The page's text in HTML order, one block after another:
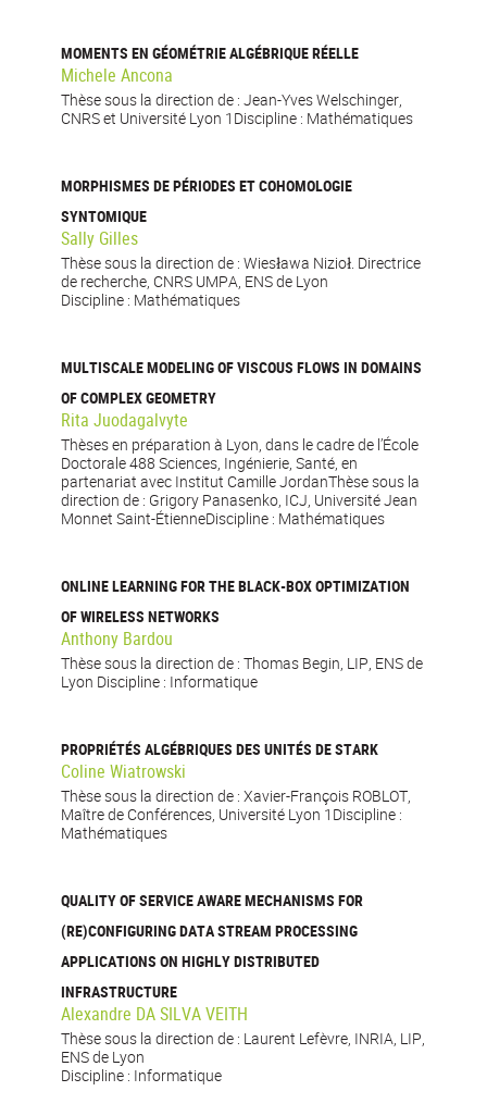
MOMENTS EN GÉOMÉTRIE ALGÉBRIQUE RÉELLE
Michele Ancona
Thèse sous la direction de : Jean-Yves Welschinger,
CNRS et Université Lyon 1Discipline : Mathématiques
MORPHISMES DE PÉRIODES ET COHOMOLOGIE
SYNTOMIQUE
Sally Gilles
Thèse sous la direction de : Wiesława Nizioł. Directrice
de recherche, CNRS UMPA, ENS de Lyon
Discipline : Mathématiques
MULTISCALE MODELING OF VISCOUS FLOWS IN DOMAINS
OF COMPLEX GEOMETRY
Rita Juodagalvyte
Thèses en préparation à Lyon, dans le cadre de l’École
Doctorale 488 Sciences, Ingénierie, Santé, en
partenariat avec Institut Camille JordanThèse sous la
direction de : Grigory Panasenko, ICJ, Université Jean
Monnet Saint-ÉtienneDiscipline : Mathématiques
ONLINE LEARNING FOR THE BLACK-BOX OPTIMIZATION
OF WIRELESS NETWORKS
Anthony Bardou
Thèse sous la direction de : Thomas Begin, LIP, ENS de
Lyon Discipline : Informatique
PROPRIÉTÉS ALGÉBRIQUES DES UNITÉS DE STARK
Coline Wiatrowski
Thèse sous la direction de : Xavier-François ROBLOT,
Maître de Conférences, Université Lyon 1Discipline :
Mathématiques
QUALITY OF SERVICE AWARE MECHANISMS FOR
(RE)CONFIGURING DATA STREAM PROCESSING
APPLICATIONS ON HIGHLY DISTRIBUTED
INFRASTRUCTURE
Alexandre DA SILVA VEITH
Thèse sous la direction de : Laurent Lefèvre, INRIA, LIP,
ENS de Lyon
Discipline : Informatique